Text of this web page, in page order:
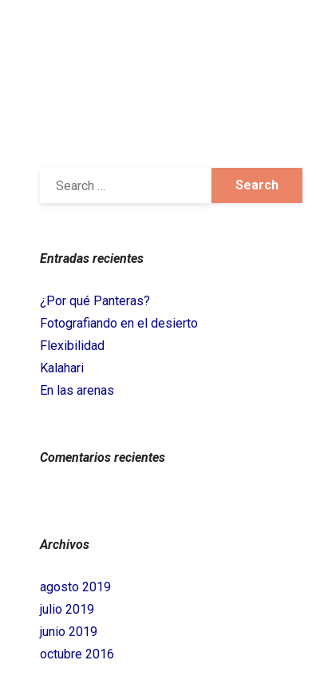
Entradas recientes
¿Por qué Panteras?
Fotografiando en el desierto
Flexibilidad
Kalahari
En las arenas
Comentarios recientes
Archivos
agosto 2019
julio 2019
junio 2019
octubre 2016